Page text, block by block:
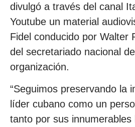
divulgó a través del canal
Youtube un material
Fidel conducido por Walter
del secretariado nacional
organización.
“Seguimos preservando la
líder cubano como un
tanto por sus innumerables